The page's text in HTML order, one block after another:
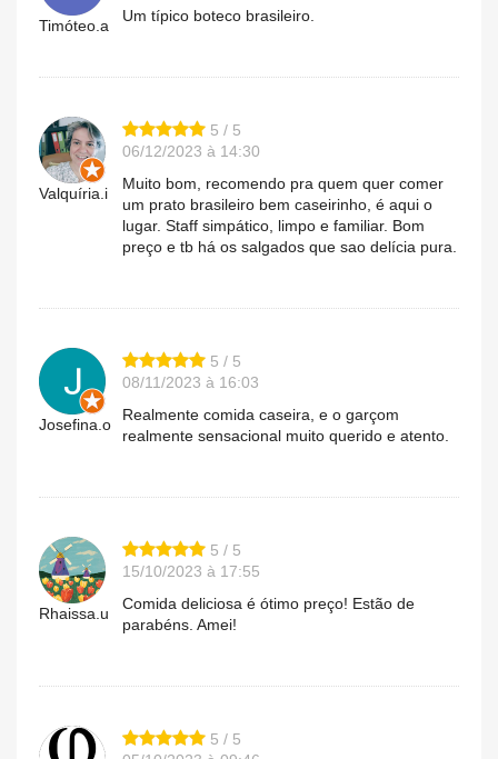
Timóteo.a
Um típico boteco brasileiro.
Valquíria.i
5 / 5
06/12/2023 à 14:30
Muito bom, recomendo pra quem quer comer
um prato brasileiro bem caseirinho, é aqui o
lugar. Staff simpático, limpo e familiar. Bom
preço e tb há os salgados que sao delícia pura.
Josefina.o
5 / 5
08/11/2023 à 16:03
Realmente comida caseira, e o garçom
realmente sensacional muito querido e atento.
Rhaissa.u
5 / 5
15/10/2023 à 17:55
Comida deliciosa é ótimo preço! Estão de
parabéns. Amei!
5 / 5